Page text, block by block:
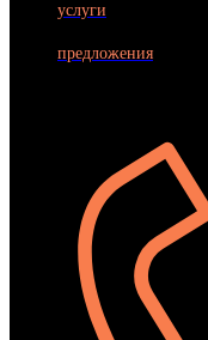
БИЛЬЯРД
КАРАОКЕ
КУХНЯ
АФИША
АКЦИИ
услуги
предложения